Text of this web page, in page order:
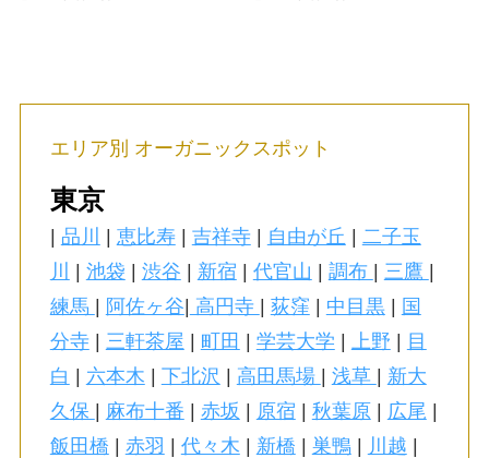
エリア別 オーガニックスポット
東京
| 品川 | 恵比寿| 吉祥寺| 自由が丘 | 二子玉
川
| 池袋 | 渋谷 | 新宿 | 代官山 | 調布 | 三鷹 |
練馬 | 阿佐ヶ谷| 高円寺 | 荻窪 | 中目黒| 国
分寺| 三軒茶屋 | 町田 | 学芸大学 | 上野 | 目
白 | 六本木 | 下北沢 | 高田馬場 | 浅草 | 新大
久保 | 麻布十番 | 赤坂 | 原宿 | 秋葉原| 広尾 |
飯田橋 | 赤羽 | 代々木 | 新橋 | 巣鴨| 川越 |